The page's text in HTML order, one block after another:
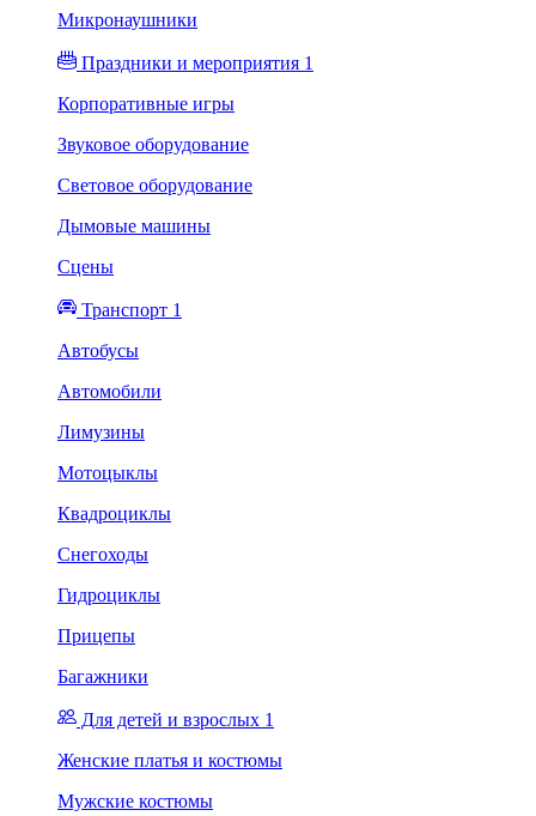
Микронаушники
Праздники и мероприятия 1
Корпоративные игры
Звуковое оборудование
Световое оборудование
Дымовые машины
Сцены
Транспорт 1
Автобусы
Автомобили
Лимузины
Мотоцыклы
Квадроциклы
Снегоходы
Гидроциклы
Прицепы
Багажники
Для детей и взрослых 1
Женские платья и костюмы
Мужские костюмы